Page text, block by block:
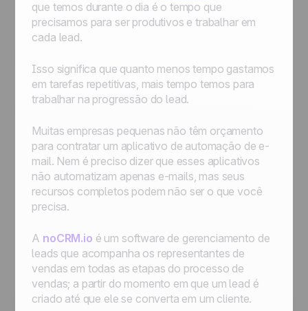
que temos durante o dia é o tempo que
precisamos para ser produtivos e trabalhar em
cada lead.
Isso significa que quanto menos tempo gastamos
em tarefas repetitivas, mais tempo temos para
trabalhar na progressão do lead.
Muitas empresas pequenas não têm orçamento
para contratar um aplicativo de automação de e-
mail. Nem é preciso dizer que esses aplicativos
não automatizam apenas e-mails, mas seus
recursos completos podem não ser o que você
precisa.
A noCRM.io é um software de gerenciamento de
leads que acompanha os representantes de
vendas em todas as etapas do processo de
vendas; a partir do momento em que um lead é
criado até que ele se converta em um cliente.